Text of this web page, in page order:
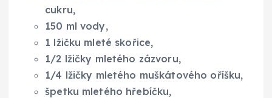
cukru,
150 ml vody,
1 lžičku mleté skořice,
1/2 lžičky mletého zázvoru,
1/4 lžičky mletého muškátového oříšku,
špetku mletého hřebíčku,